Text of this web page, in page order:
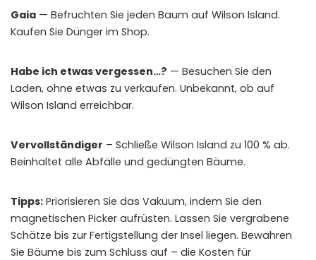
Gaia — Befruchten Sie jeden Baum auf Wilson Island.
Kaufen Sie Dünger im Shop.
Habe ich etwas vergessen…? — Besuchen Sie den
Laden, ohne etwas zu verkaufen. Unbekannt, ob auf
Wilson Island erreichbar.
Vervollständiger – Schließe Wilson Island zu 100 % ab.
Beinhaltet alle Abfälle und gedüngten Bäume.
Tipps: Priorisieren Sie das Vakuum, indem Sie den
magnetischen Picker aufrüsten. Lassen Sie vergrabene
Schätze bis zur Fertigstellung der Insel liegen. Bewahren
Sie Bäume bis zum Schluss auf – die Kosten für